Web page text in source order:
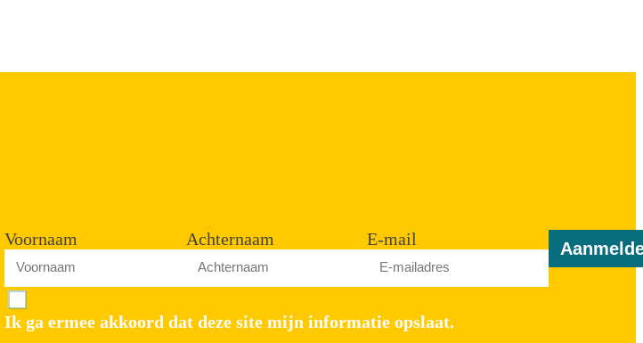
Voornaam Achternaam E-mail
Ik ga ermee akkoord dat deze site mijn informatie opslaat.